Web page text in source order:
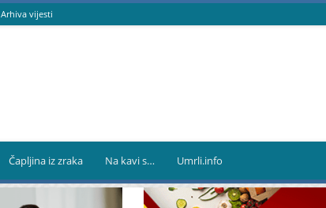
Arhiva vijesti
Čapljina iz zraka Na kavi s… Umrli.info